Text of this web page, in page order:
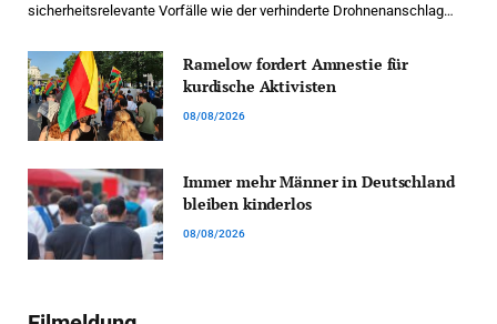
sicherheitsrelevante Vorfälle wie der verhinderte Drohnenanschlag…
Ramelow fordert Amnestie für
kurdische Aktivisten
08/08/2026
Immer mehr Männer in Deutschland
bleiben kinderlos
08/08/2026